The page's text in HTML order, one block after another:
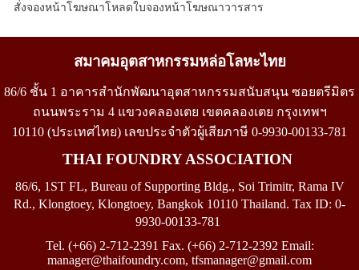
สั่งจองหน้าโฆษณาโหลดใบจองหน้าโฆษณาวารสาร
สมาคมอุตสาหกรรมหล่อโลหะไทย
86/6 ชั้น 1 อาคารสำนักพัฒนาอุตสาหกรรมสนับสนุน ซอยตรีมิตร
ถนนพระราม 4 แขวงคลองเตย เขตคลองเตย กรุงเทพฯ
10110 (ประเทศไทย) เลขประจำตัวผู้เสียภาษี 0-9930-00133-781
THAI FOUNDRY ASSOCIATION
86/6, 1ST FL, Bureau of Supporting Bldg., Soi Trimitr, Rama IV
Rd., Klongtoey, Klongtoey, Bangkok 10110 Thailand. Tax ID: 0-
9930-00133-781
Tel. (+66) 2-712-2391 Fax. (+66) 2-712-2392 Email:
manager@thaifoundry.com, tfsmanager@gmail.com